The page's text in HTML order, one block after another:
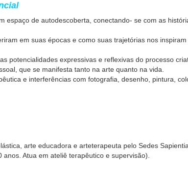
espaço de autodescoberta, conectando- se com as
em suas épocas e como suas trajetórias nos
potencialidades expressivas e reflexivas do processo
que se manifesta tanto na arte quanto na vida.
e interferências com fotografia, desenho, pintura,
arte educadora e arteterapeuta pelo Sedes
Atua em ateliê terapêutico e supervisão).